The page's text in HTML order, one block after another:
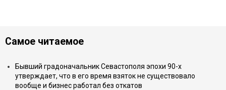
Самое читаемое
Бывший градоначальник Севастополя эпохи 90-х
утверждает, что в его время взяток не существовало
вообще и бизнес работал без откатов